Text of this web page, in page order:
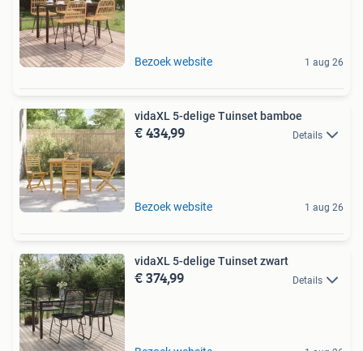
Bezoek website 1 aug 26
vidaXL 5-delige Tuinset bamboe
€ 434,99 Details
Bezoek website 1 aug 26
vidaXL 5-delige Tuinset zwart
€ 374,99 Details